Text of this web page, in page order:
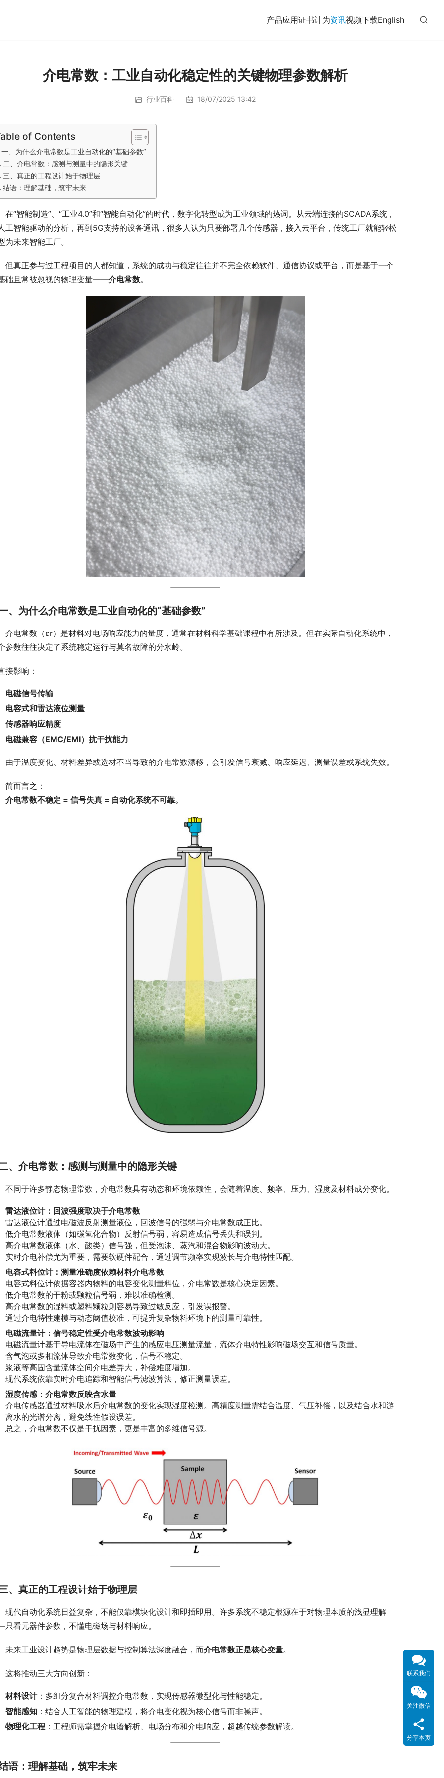
产品应用证书计为资讯视频下载English
介电常数：工业自动化稳定性的关键物理参数解析
行业百科 18/07/2025 13:42
of Contents
一、为什么介电常数是工业自动化的“基础参数”
二、介电常数：感测与测量中的隐形关键
三、真正的工程设计始于物理层
结语：理解基础，筑牢未来
智能制造”、“工业4.0”和“智能自动化”的时代，数字化转型成为工业领域的热词。从云端连接的SCADA系统，
工智能驱动的分析，再到5G支持的设备通讯，很多人认为只要部署几个传感器，接入云平台，传统工厂就能轻松
为未来智能工厂。
正参与过工程项目的人都知道，系统的成功与稳定往往并不完全依赖软件、通信协议或平台，而是基于一个
础且常被忽视的物理变量——介电常数。
、为什么介电常数是工业自动化的“基础参数”
常数（εr）是材料对电场响应能力的量度，通常在材料科学基础课程中有所涉及。但在实际自动化系统中，
参数往往决定了系统稳定运行与莫名故障的分水岭。
接影响：
电磁信号传输
电容式和雷达液位测量
传感器响应精度
电磁兼容（EMC/EMI）抗干扰能力
温度变化、材料差异或选材不当导致的介电常数漂移，会引发信号衰减、响应延迟、测量误差或系统失效。
言之：
介电常数不稳定 = 信号失真 = 自动化系统不可靠。
、介电常数：感测与测量中的隐形关键
于许多静态物理常数，介电常数具有动态和环境依赖性，会随着温度、频率、压力、湿度及材料成分变化。
雷达液位计：回波强度取决于介电常数
雷达液位计通过电磁波反射测量液位，回波信号的强弱与介电常数成正比。
低介电常数液体（如碳氢化合物）反射信号弱，容易造成信号丢失和误判。
高介电常数液体（水、酸类）信号强，但受泡沫、蒸汽和混合物影响波动大。
实时介电补偿尤为重要，需要软硬件配合，通过调节频率实现波长与介电特性匹配。
电容式料位计：测量准确度依赖材料介电常数
电容式料位计依据容器内物料的电容变化测量料位，介电常数是核心决定因素。
低介电常数的干粉或颗粒信号弱，难以准确检测。
高介电常数的湿料或塑料颗粒则容易导致过敏反应，引发误报警。
通过介电特性建模与动态阈值校准，可提升复杂物料环境下的测量可靠性。
电磁流量计：信号稳定性受介电常数波动影响
电磁流量计基于导电流体在磁场中产生的感应电压测量流量，流体介电特性影响磁场交互和信号质量。
含气泡或多相流体导致介电常数变化，信号不稳定。
浆液等高固含量流体空间介电差异大，补偿难度增加。
现代系统依靠实时介电追踪和智能信号滤波算法，修正测量误差。
湿度传感：介电常数反映含水量
介电传感器通过材料吸水后介电常数的变化实现湿度检测。高精度测量需结合温度、气压补偿，以及结合水和游
离水的光谱分离，避免线性假设误差。
总之，介电常数不仅是干扰因素，更是丰富的多维信号源。
、真正的工程设计始于物理层
自动化系统日益复杂，不能仅靠模块化设计和即插即用。许多系统不稳定根源在于对物理本质的浅显理解
看元器件参数，不懂电磁场与材料响应。
工业设计趋势是物理层数据与控制算法深度融合，而介电常数正是核心变量。
推动三大方向创新：
材料设计：多组分复合材料调控介电常数，实现传感器微型化与性能稳定。
智能感知 ：结合人工智能的物理建模，将介电变化视为核心信号而非噪声。
物理化工程 ：工程师需掌握介电谱解析、电场分布和介电响应，超越传统参数解读。
语：理解基础，筑牢未来
联系我们
关注微信
分享本页